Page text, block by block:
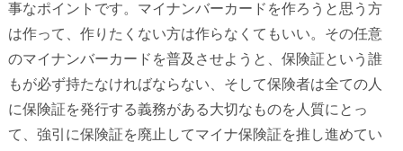
事なポイントです。マイナンバーカードを作ろうと思う方
は作って、作りたくない方は作らなくてもいい。その任意
のマイナンバーカードを普及させようと、保険証という誰
もが必ず持たなければならない、そして保険者は全ての人
に保険証を発行する義務がある大切なものを人質にとっ
て、強引に保険証を廃止してマイナ保険証を推し進めてい